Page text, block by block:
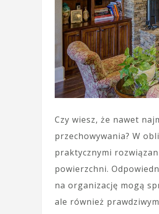
Czy wiesz, że nawet
przechowywania? W
praktycznymi
powierzchni.
na organizację mogą
ale również